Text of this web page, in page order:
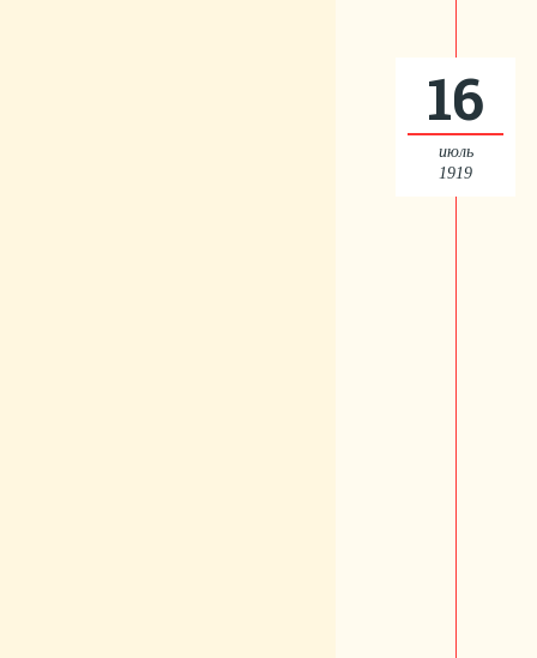
16
июль
1919